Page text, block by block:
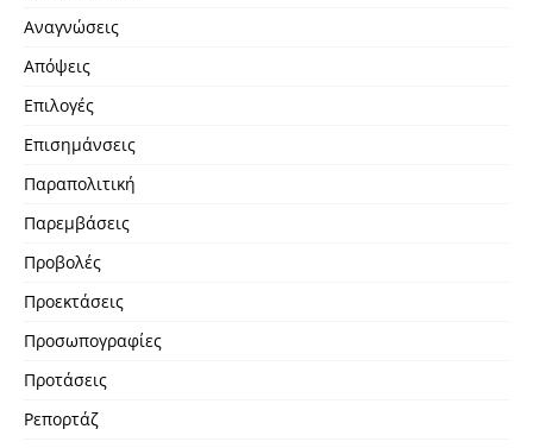
Αναγνώσεις
Απόψεις
Επιλογές
Επισημάνσεις
Παραπολιτική
Παρεμβάσεις
Προβολές
Προεκτάσεις
Προσωπογραφίες
Προτάσεις
Ρεπορτάζ